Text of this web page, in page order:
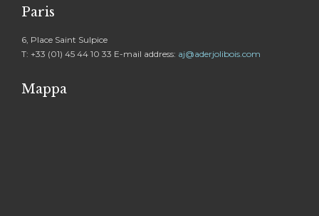
Paris
6, Place Saint Sulpice
T: +33 (01) 45 44 10 33 E-mail address: aj@aderjolibois.com
Mappa